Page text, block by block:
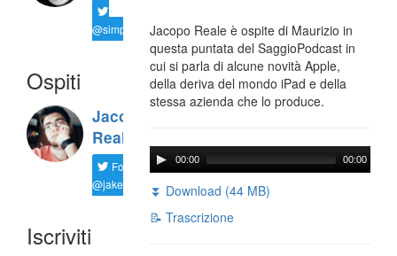
@simplemal
Ospiti
Jacopo
Reale
Follow
@jakereale
Iscriviti
Jacopo Reale è ospite di Maurizio in
questa puntata del SaggioPodcast in
cui si parla di alcune novità Apple,
della deriva del mondo iPad e della
stessa azienda che lo produce.
00:00 00:00
⏬ Download (44 MB)
📝 Trascrizione